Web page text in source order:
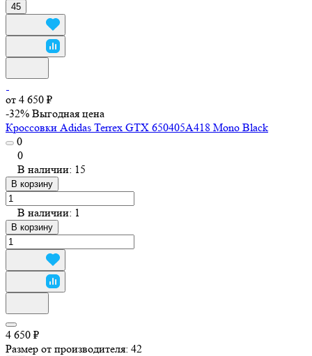
45
от 4 650 ₽
-32% Выгодная цена
Кроссовки Adidas Terrex GTX 650405A418 Mono Black
0
0
В наличии: 15
В корзину
В наличии: 1
В корзину
4 650 ₽
Размер от производителя: 42